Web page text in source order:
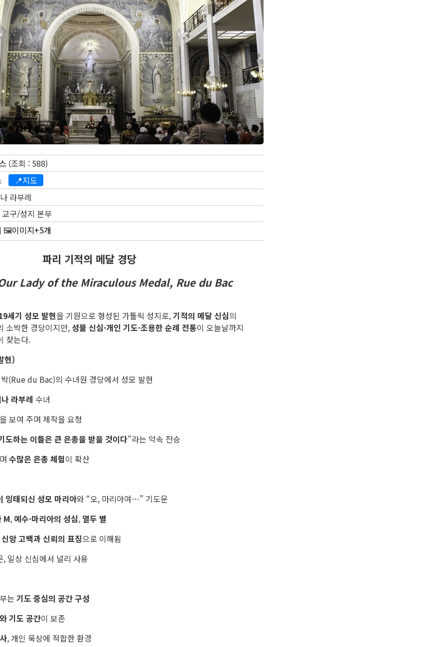
(조회 : 588)
📍지도
라부레
구/성지 본부
🖼️이미지+5개
파리 기적의 메달 경당
Lady of the Miraculous Medal, Rue du Bac
세기 성모 발현을 기원으로 형성된 가톨릭 성지로,기적의 메달 신심의
소박한 경당이지만,성물 신심·개인 기도·조용한 순례 전통이 오늘날까지
찾는다.
현)
(Rue du Bac)의 수녀원 경당에서 성모 발현
라부레 수녀
을 보여 주며 제작을 요청
도하는 이들은 큰 은총을 받을 것이다”라는 약속 전승
수많은 은총 체험이 확산
잉태되신 성모 마리아와 “오, 마리아여…” 기도문
M, 예수·마리아의 성심, 열두 별
신앙 고백과 신뢰의 표징으로 이해됨
일상 신심에서 널리 사용
는 기도 중심의 공간 구성
기도 공간이 보존
, 개인 묵상에 적합한 환경